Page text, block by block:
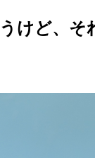
けど、